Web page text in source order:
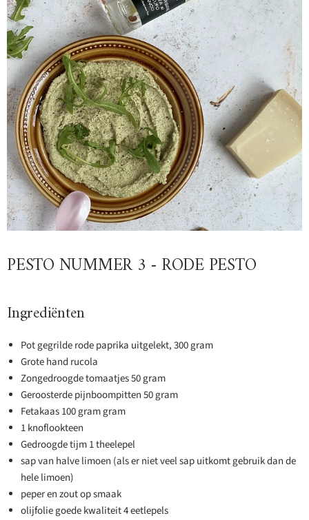
PESTO NUMMER 3 - RODE PESTO
Ingrediënten
Pot gegrilde rode paprika uitgelekt, 300 gram
Grote hand rucola
Zongedroogde tomaatjes 50 gram
Geroosterde pijnboompitten 50 gram
Fetakaas 100 gram gram
1 knoflookteen
Gedroogde tijm 1 theelepel
sap van halve limoen (als er niet veel sap uitkomt gebruik dan de
hele limoen)
peper en zout op smaak
olijfolie goede kwaliteit 4 eetlepels